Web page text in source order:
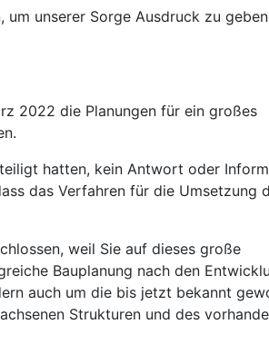
unserer Sorge Ausdruck zu
2022 die Planungen für ein großes
hatten, kein Antwort oder
das Verfahren für die Umsetzung
weil Sie auf dieses große
Bauplanung nach den
auch um die bis jetzt bekannt
Strukturen und des